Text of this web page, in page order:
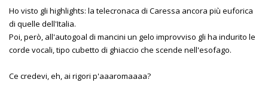
Ho visto gli highlights: la telecronaca di Caressa ancora più euforica
di quelle dell'Italia.
Poi, però, all'autogoal di mancini un gelo improvviso gli ha indurito le
corde vocali, tipo cubetto di ghiaccio che scende nell'esofago.
Ce credevi, eh, ai rigori p'aaaromaaaa?